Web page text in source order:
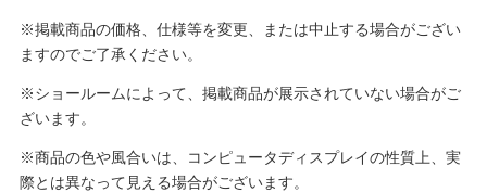
※掲載商品の価格、仕様等を変更、または中止する場合がござい
ますのでご了承ください。
※ショールームによって、掲載商品が展示されていない場合がご
ざいます。
※商品の色や風合いは、コンピュータディスプレイの性質上、実
際とは異なって見える場合がございます。